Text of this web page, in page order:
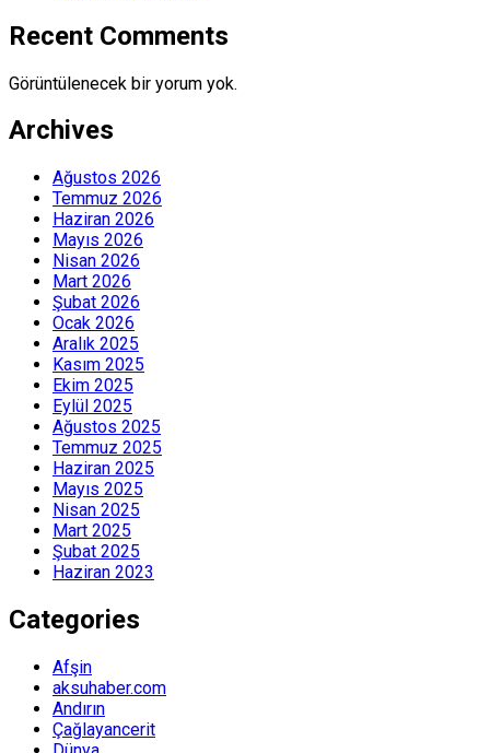
Recent Comments
Görüntülenecek bir yorum yok.
Archives
Ağustos 2026
Temmuz 2026
Haziran 2026
Mayıs 2026
Nisan 2026
Mart 2026
Şubat 2026
Ocak 2026
Aralık 2025
Kasım 2025
Ekim 2025
Eylül 2025
Ağustos 2025
Temmuz 2025
Haziran 2025
Mayıs 2025
Nisan 2025
Mart 2025
Şubat 2025
Haziran 2023
Categories
Afşin
aksuhaber.com
Andırın
Çağlayancerit